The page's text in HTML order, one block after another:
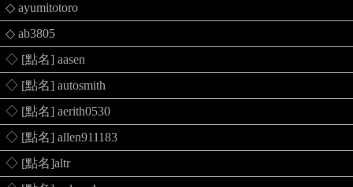
◇ ayumitotoro
◇ ab3805
◇ [點名] aasen
◇ [點名] autosmith
◇ [點名] aerith0530
◇ [點名] allen911183
◇ [點名]altr